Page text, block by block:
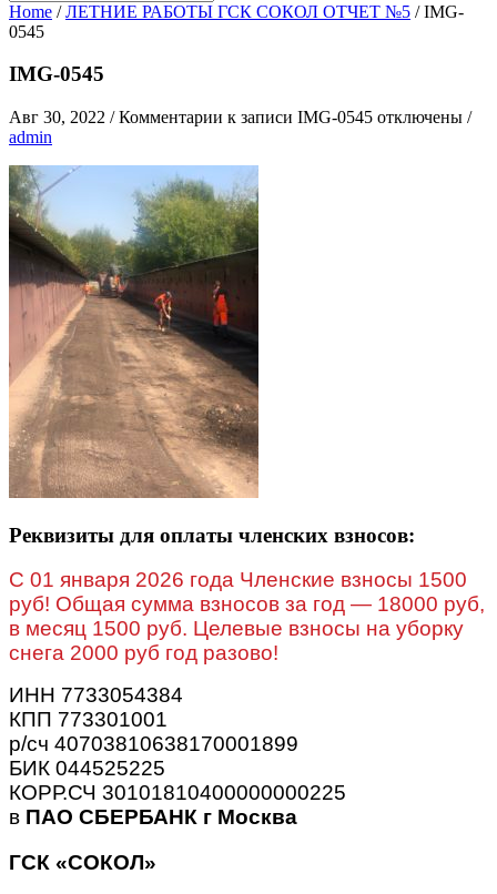
Home / ЛЕТНИЕ РАБОТЫ ГСК СОКОЛ ОТЧЕТ №5 / IMG-
0545
IMG-0545
Авг 30, 2022 /Комментарии к записи IMG-0545 отключены /
admin
Реквизиты для оплаты членских взносов:
C 01 января 2026 года Членские взносы 1500
руб! Общая сумма взносов за год — 18000 руб,
в месяц 1500 руб. Целевые взносы на уборку
снега 2000 руб год разово!
ИНН 7733054384
КПП 773301001
р/сч 40703810638170001899
БИК 044525225
КОРР.СЧ 30101810400000000225
в ПАО СБЕРБАНК г Москва
ГСК «СОКОЛ»